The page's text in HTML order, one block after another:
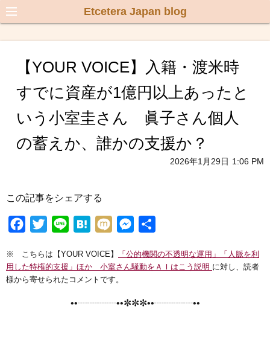
Etcetera Japan blog
【YOUR VOICE】入籍・渡米時
すでに資産が1億円以上あったと
いう小室圭さん 眞子さん個人
の蓄えか、誰かの支援か？
2026年1月29日 1:06 PM
この記事をシェアする
c
e
i
t
n
H
t
e
M
x
i
s
n
※ こちらは【YOUR VOICE】
「公的機関の不透明な運用」「人脈を利
用した特権的支援」ほか 小室さん騒動をＡＩはこう説明 に対し、読者
様から寄せられたコメントです。
••┈┈┈┈••✼✼✼••┈┈┈┈••